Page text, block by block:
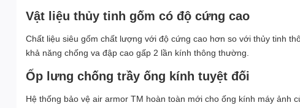
Vật liệu thủy tinh gốm có độ cứng cao
Chất liệu siêu gốm chất lượng với độ cứng cao hơn so với thủy tinh
khả năng chống va đập cao gấp 2 lần kính thông thường.
Ốp lưng chống trầy ống kính tuyệt đối
Hệ thống bảo vệ air armor TM hoàn toàn mới cho ống kính máy ảnh